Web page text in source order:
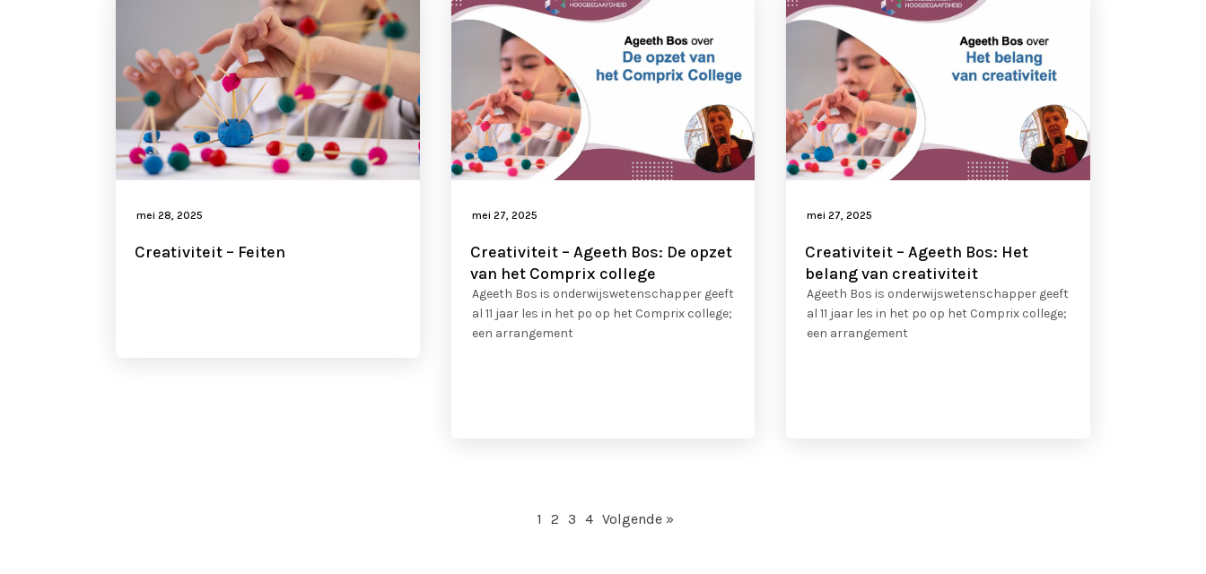
mei 28, 2025
Creativiteit – Feiten
mei 27, 2025
Creativiteit – Ageeth Bos: De opzet
van het Comprix college
Ageeth Bos is onderwijswetenschapper geeft
al 11 jaar les in het po op het Comprix college;
een arrangement
mei 27, 2025
Creativiteit – Ageeth Bos: Het
belang van creativiteit
Ageeth Bos is onderwijswetenschapper geeft
al 11 jaar les in het po op het Comprix college;
een arrangement
1 2 3 4 Volgende »